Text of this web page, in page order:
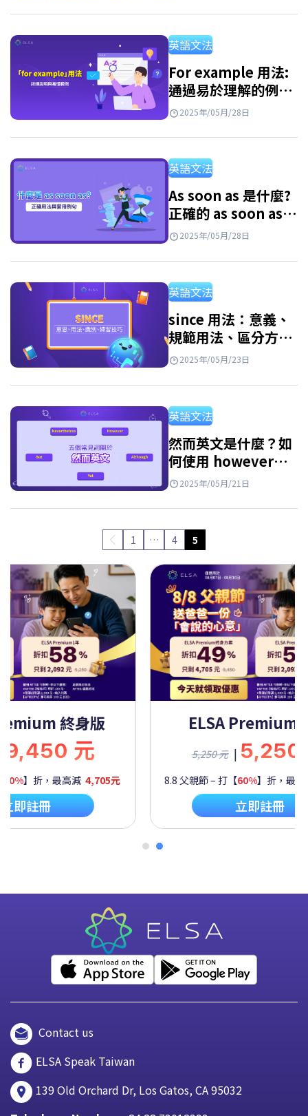
是指能夠單獨存在並可以數出數量的事物名
詞，前面可以加上數字。 例子: An table…
英語文法
For example 用法:
通過易於理解的例子
和替代詞進行詳細說
2025年/05月/28日
英語文法
As soon as 是什麼?
正確的 as soon as
用法與實際例句
2025年/05月/28日
英語文法
since 用法：意義、
規範用法、區分方法
及記憶技巧
2025年/05月/23日
英語文法
然而英文是什麼？如
何使用 however、
nevertheless 和具
2025年/05月/21日
1 … 4 5
一年
|5,250 元
60% 】折，最高減2,092元
立即註冊
ELSA Premium
9,450 元 |
8.8 父親節 – 打【50% 】折，最
立即註冊
Contact us
ELSA Speak Taiwan
139 Old Orchard Dr, Los Gatos, CA 95032